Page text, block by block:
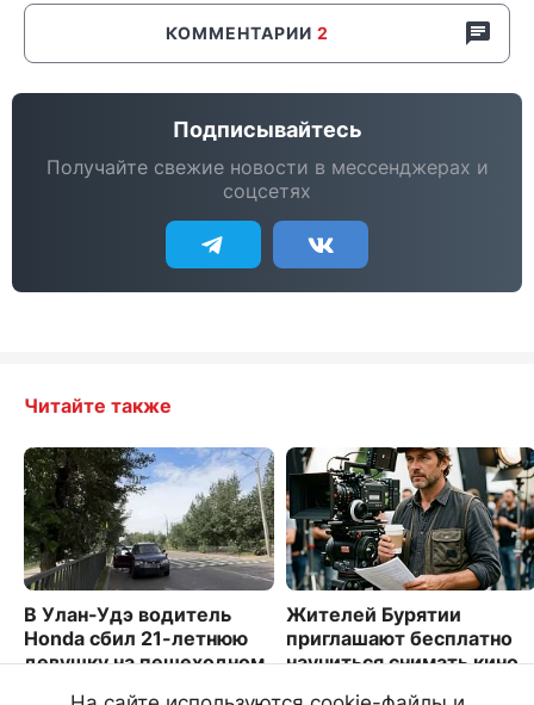
КОММЕНТАРИИ 2
Подписывайтесь
Получайте свежие новости в мессенджерах и
соцсетях
Читайте также
В Улан-Удэ водитель
Honda сбил 21-летнюю
девушку на пешеходном
Жителей Бурятии
приглашают бесплатно
научиться снимать кино
4677